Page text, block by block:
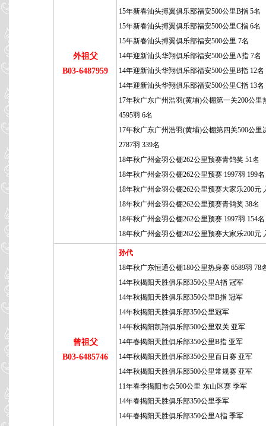
外祖父
B03-6487959
15年新春汕头搏翼俱乐部福安500公里B指 5名
15年新春汕头搏翼俱乐部福安500公里C指 6名
15年新春汕头搏翼俱乐部福安500公里 7名
14年迎新汕头华翔俱乐部福安500公里A指 7名
14年迎新汕头华翔俱乐部福安500公里B指 12名
14年迎新汕头华翔俱乐部福安500公里C指 13名
17年秋广东广州浩羽(黄埔)公棚第一关200公里
4595羽 6名
17年秋广东广州浩羽(黄埔)公棚第四关500公里
2787羽 339名
18年秋广州金羽公棚262公里预赛青鸽奖 51名
18年秋广州金羽公棚262公里预赛 1997羽 199名
18年秋广州金羽公棚262公里预赛大家乐200元
18年秋广州金羽公棚262公里预赛青鸽奖 38名
18年秋广州金羽公棚262公里预赛 1997羽 154名
18年秋广州金羽公棚262公里预赛大家乐200元
曾祖父
B03-6485746
孙代
18年秋广东恒通公棚180公里热身赛 6589羽 78
14年秋揭阳天胜俱乐部350公里A指 冠军
14年秋揭阳天胜俱乐部350公里B指 冠军
14年秋揭阳天胜俱乐部350公里冠军
14年秋揭阳凯翔俱乐部500公里双关 亚军
14年春揭阳天胜俱乐部350公里B指 亚军
14年秋揭阳天胜俱乐部350公里百日赛 亚军
14年秋揭阳天胜俱乐部500公里常规赛 亚军
11年春季揭阳市会500公里 东山区赛 季军
14年春揭阳天胜俱乐部350公里季军
14年春揭阳天胜俱乐部350公里A指 季军